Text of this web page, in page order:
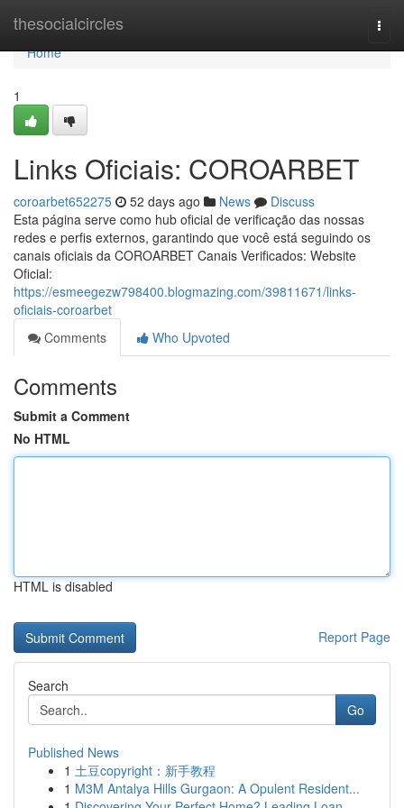
thesocialcircles
Home
Home
1
Links Oficiais: COROARBET
coroarbet652275 52 days ago News
Discuss
Esta página serve como hub oficial de verificação das nossas
redes e perfis externos, garantindo que você está seguindo os
canais oficiais da COROARBET Canais Verificados: Website
Oficial:
https://esmeegezw798400.blogmazing.com/39811671/links-
oficiais-coroarbet
Comments
Who Upvoted
Comments
Submit a Comment
No HTML
HTML is disabled
Report Page
Search
Go
Published News
1 土豆copyright：新手教程
1 M3M Antalya Hills Gurgaon: A Opulent Resident...